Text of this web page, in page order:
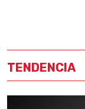
TENDENCIA